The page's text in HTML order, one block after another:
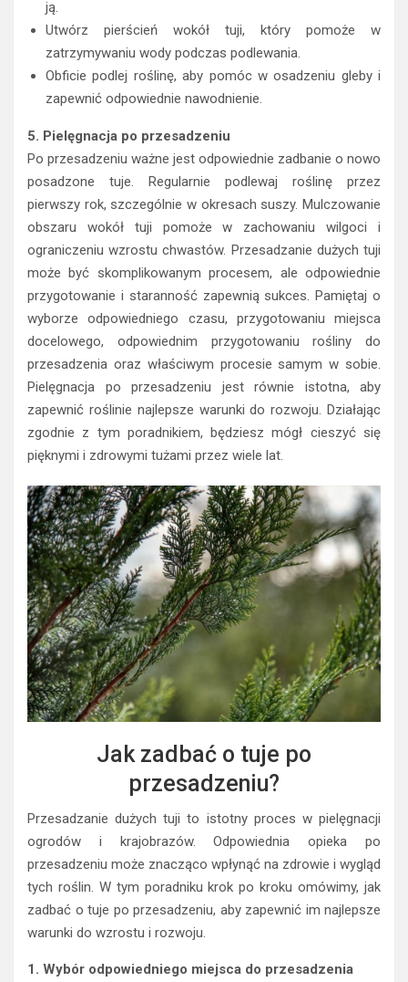
ją.
Utwórz pierścień wokół tuji, który pomoże w
zatrzymywaniu wody podczas podlewania.
Obficie podlej roślinę, aby pomóc w osadzeniu gleby i
zapewnić odpowiednie nawodnienie.
5. Pielęgnacja po przesadzeniu
Po przesadzeniu ważne jest odpowiednie zadbanie o nowo
posadzone tuje. Regularnie podlewaj roślinę przez
pierwszy rok, szczególnie w okresach suszy. Mulczowanie
obszaru wokół tuji pomoże w zachowaniu wilgoci i
ograniczeniu wzrostu chwastów. Przesadzanie dużych tuji
może być skomplikowanym procesem, ale odpowiednie
przygotowanie i staranność zapewnią sukces. Pamiętaj o
wyborze odpowiedniego czasu, przygotowaniu miejsca
docelowego, odpowiednim przygotowaniu rośliny do
przesadzenia oraz właściwym procesie samym w sobie.
Pielęgnacja po przesadzeniu jest równie istotna, aby
zapewnić roślinie najlepsze warunki do rozwoju. Działając
zgodnie z tym poradnikiem, będziesz mógł cieszyć się
pięknymi i zdrowymi tużami przez wiele lat.
Jak zadbać o tuje po
przesadzeniu?
Przesadzanie dużych tuji to istotny proces w pielęgnacji
ogrodów i krajobrazów. Odpowiednia opieka po
przesadzeniu może znacząco wpłynąć na zdrowie i wygląd
tych roślin. W tym poradniku krok po kroku omówimy, jak
zadbać o tuje po przesadzeniu, aby zapewnić im najlepsze
warunki do wzrostu i rozwoju.
1. Wybór odpowiedniego miejsca do przesadzenia